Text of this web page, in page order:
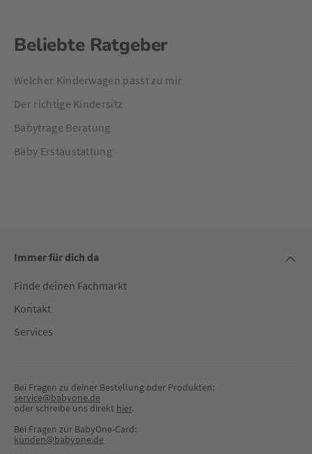
Beliebte Ratgeber
Welcher Kinderwagen passt zu mir
Der richtige Kindersitz
Babytrage Beratung
Baby Erstaustattung
Immer für dich da
Finde deinen Fachmarkt
Kontakt
Services
Bei Fragen zu deiner Bestellung oder Produkten:
service@babyone.de
oder schreibe uns direkt hier.
Bei Fragen zur BabyOne-Card:
kunden@babyone.de